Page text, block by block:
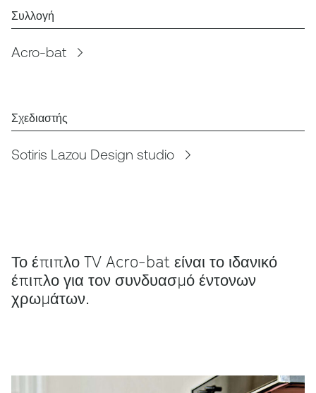
Συλλογή
Acro-bat
Σχεδιαστής
Sotiris Lazou Design studio
Το έπιπλο TV Acro-bat είναι το ιδανικό
έπιπλο για τον συνδυασμό έντονων
χρωμάτων.